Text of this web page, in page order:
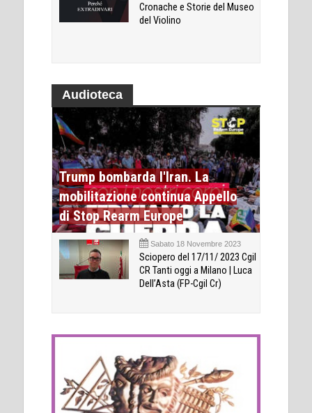
Cronache e Storie del Museo
del Violino
Audioteca
Trump bombarda l'Iran. La
mobilitazione continua Appello
di Stop Rearm Europe
Sabato 18 Novembre 2023
Sciopero del 17/11/ 2023 Cgil
CR Tanti oggi a Milano | Luca
Dell’Asta (FP-Cgil Cr)